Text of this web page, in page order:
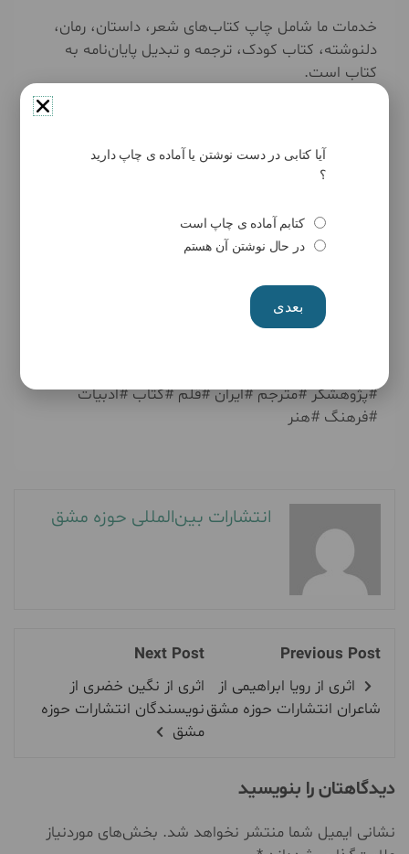
خدمات ما شامل چاپ کتاب‌های شعر، داستان، رمان،
دلنوشته، کتاب کودک، ترجمه و تبدیل پایان‌نامه به
کتاب است.
۰۹۳۹۳۳۵۳۰۰۹
۰۹۱۹۱۵۷۰۹۳۶
#چاپ_داستان #چاپ_شعر #چاپ_رمان #داستان #شعر
#پژوهشگر #مترجم #ایران #قلم #کتاب #ادبیات
#فرهنگ #هنر
انتشارات بین‌المللی حوزه مشق
Previous Post
اثری از رویا ابراهیمی از
شاعران انتشارات حوزه مشق
Next Post
اثری از نگین خضری از
نویسندگان انتشارات حوزه
مشق
دیدگاهتان را بنویسید
نشانی ایمیل شما منتشر نخواهد شد. بخش‌های موردنیاز
آیا کتابی در دست نوشتن یا آماده ی چاپ دارید
؟
کتابم آماده ی چاپ است
در حال نوشتن آن هستم
بعدی